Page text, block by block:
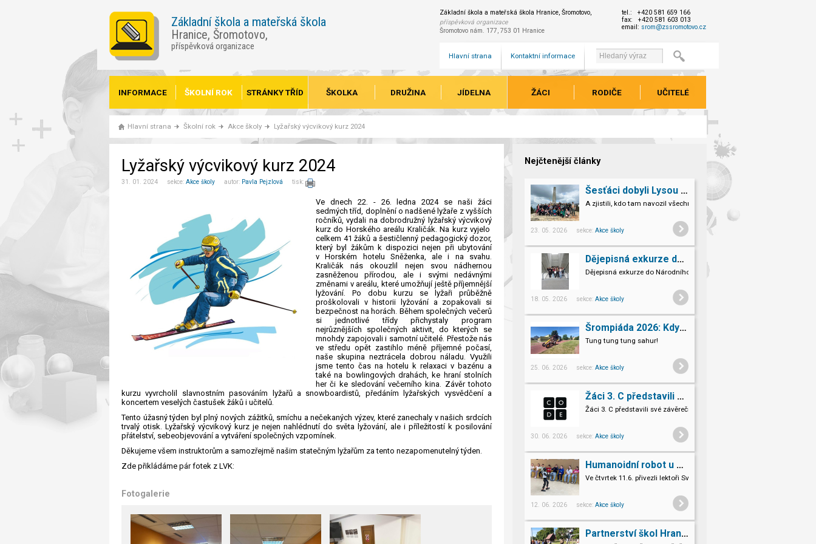
Základní škola a mateřská škola
Hranice, Šromotovo,
příspěvková organizace
Základní škola a mateřská škola Hranice, Šromotovo,
příspěvková organizace
Šromotovo nám. 177, 753 01 Hranice
tel.: +420 581 659 166
fax: +420 581 603 013
email: srom@zssromotovo.cz
Hlavní strana Kontaktní informace
INFORMACE ŠKOLNÍ ROK STRÁNKY TŘÍD ŠKOLKA DRUŽINA JÍDELNA ŽÁCI RODIČE UČITELÉ
Hlavní strana Školní rok Akce školy Lyžařský výcvikový kurz 2024
Lyžařský výcvikový kurz 2024
31. 01. 2024 sekce: Akce školy autor: Pavla Pejzlová tisk:
Ve dnech 22. - 26. ledna 2024 se naši žáci
sedmých tříd, doplnění o nadšené lyžaře z vyšších
ročníků, vydali na dobrodružný lyžařský výcvikový
kurz do Horského areálu Kraličák. Na kurz vyjelo
celkem 41 žáků a šestičlenný pedagogický dozor,
který byl žákům k dispozici nejen při ubytování
v Horském hotelu Sněženka, ale i na svahu.
Kraličák nás okouzlil nejen svou nádhernou
zasněženou přírodou, ale i svými nedávnými
změnami v areálu, které umožňují ještě příjemnější
lyžování. Po dobu kurzu se lyžaři průběžně
proškolovali v historii lyžování a zopakovali si
bezpečnost na horách. Během společných večerů
si jednotlivé třídy přichystaly program
nejrůznějších společných aktivit, do kterých se
mnohdy zapojovali i samotní učitelé. Přestože nás
ve středu opět zastihlo méně příjemné počasí,
naše skupina neztrácela dobrou náladu. Využili
jsme tento čas na hotelu k relaxaci v bazénu a
také na bowlingových drahách, ke hraní stolních
her či ke sledování večerního kina. Závěr tohoto
kurzu vyvrcholil slavnostním pasováním lyžařů a snowboardistů, předáním lyžařských vysvědčení a
koncertem veselých častušek žáků i učitelů.
Tento úžasný týden byl plný nových zážitků, smíchu a nečekaných výzev, které zanechaly v našich srdcích
trvalý otisk. Lyžařský výcvikový kurz je nejen nahlédnutí do světa lyžování, ale i příležitostí k posilování
přátelství, sebeobjevování a vytváření společných vzpomínek.
Děkujeme všem instruktorům a samozřejmě našim statečným lyžařům za tento nezapomenutelný týden.
Zde přikládáme pár fotek z LVK:
Fotogalerie
Nejčtenější články
Šesťáci dobyli Lysou horu!
A zjistili, kdo tam navozil všechno to kamení.
23. 05. 2026 sekce: Akce školy
Dějepisná exkurze do Národního památníku II. sv. války v Hrabyni
Dějepisná exkurze do Národního památníku II. světové války v Hrabyni
18. 05. 2026 sekce: Akce školy
Šrompiáda 2026: Když deváťáci převzali velení
Tung tung tung sahur!
25. 06. 2026 sekce: Akce školy
Žáci 3. C představili své závěrečné projekty v Code.org
Žáci 3. C představili své závěrečné projekty v Code.org
30. 06. 2026 sekce: Akce školy
Humanoidní robot u nás ve škole
Ve čtvrtek 11.6. přivezli lektoři Světa vzdělání na Šromoťák
12. 06. 2026 sekce: Akce školy
Partnerství škol Hranice Hlohovec